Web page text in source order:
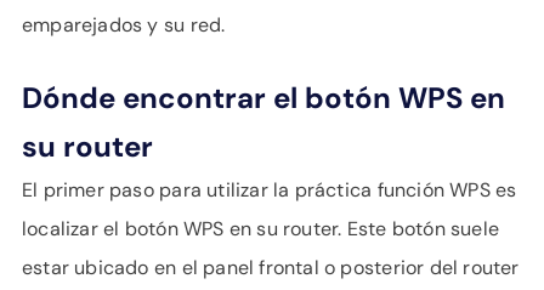
emparejados y su red.
Dónde encontrar el botón WPS en
su router
El primer paso para utilizar la práctica función WPS es
localizar el botón WPS en su router. Este botón suele
estar ubicado en el panel frontal o posterior del router